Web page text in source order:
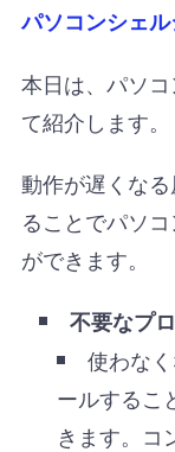
パソコンシェ
本日は、パソ
て紹介します。
動作が遅くな
ることでパソ
ができます。
不要なプ
使わな
ールするこ
きます。コ